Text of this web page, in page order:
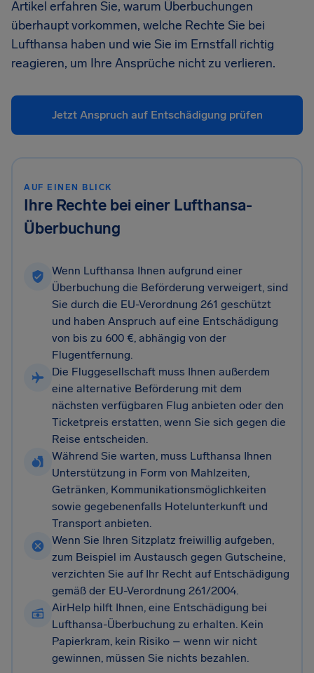
Artikel erfahren Sie, warum Überbuchungen
überhaupt vorkommen, welche Rechte Sie bei
Lufthansa haben und wie Sie im Ernstfall richtig
reagieren, um Ihre Ansprüche nicht zu verlieren.
Jetzt Anspruch auf Entschädigung prüfen
AUF EINEN BLICK
Ihre Rechte bei einer Lufthansa-
Überbuchung
Wenn Lufthansa Ihnen aufgrund einer
Überbuchung die Beförderung verweigert, sind
Sie durch die EU-Verordnung 261 geschützt
und haben Anspruch auf eine Entschädigung
von bis zu 600 €, abhängig von der
Flugentfernung.
Die Fluggesellschaft muss Ihnen außerdem
eine alternative Beförderung mit dem
nächsten verfügbaren Flug anbieten oder den
Ticketpreis erstatten, wenn Sie sich gegen die
Reise entscheiden.
Während Sie warten, muss Lufthansa Ihnen
Unterstützung in Form von Mahlzeiten,
Getränken, Kommunikationsmöglichkeiten
sowie gegebenenfalls Hotelunterkunft und
Transport anbieten.
Wenn Sie Ihren Sitzplatz freiwillig aufgeben,
zum Beispiel im Austausch gegen Gutscheine,
verzichten Sie auf Ihr Recht auf Entschädigung
gemäß der EU-Verordnung 261/2004.
AirHelp hilft Ihnen, eine Entschädigung bei
Lufthansa-Überbuchung zu erhalten. Kein
Papierkram, kein Risiko – wenn wir nicht
gewinnen, müssen Sie nichts bezahlen.